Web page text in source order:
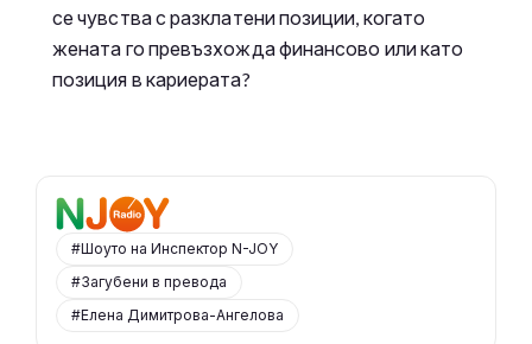
се чувства с разклатени позиции, когато
жената го превъзхожда финансово или като
позиция в кариерата?
#Шоуто на Инспектор N-JOY
#Загубени в превода
#Елена Димитрова-Ангелова